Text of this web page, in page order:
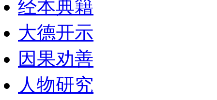
经本典籍
大德开示
因果劝善
人物研究